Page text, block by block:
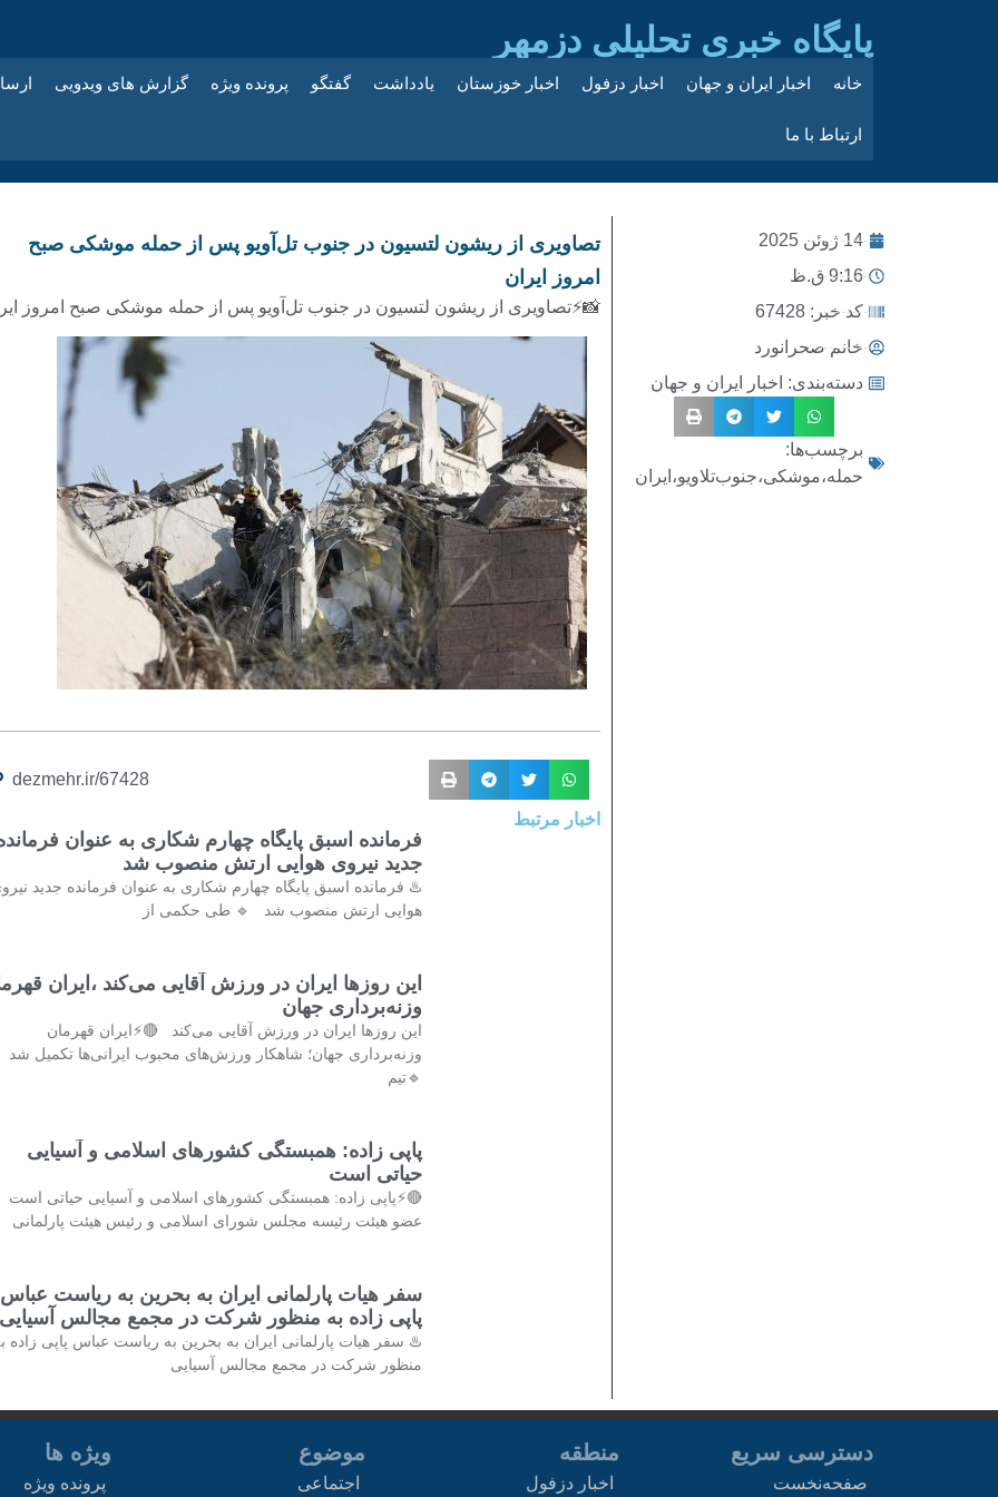
پایگاه خبری تحلیلی دزمهر
خانه اخبار ایران و جهان اخبار دزفول اخبار خوزستان یادداشت گفتگو پرونده ویژه گزارش های ویدویی
ارتباط با ما
14 ژوئن 2025
9:16 ق.ظ
کد خبر: 67428
خانم صحرانورد
دسته‌بندی: اخبار ایران و جهان
برچسب‌ها:
حمله،موشکی،جنوب‌تلاویو،ایران
تصاویری از ریشون لتسیون در جنوب تل‌آویو پس از حمله موشکی صبح
امروز ایران
📸⚡تصاویری از ریشون لتسیون در جنوب تل‌آویو پس از حمله موشکی صبح امروز
dezmehr.ir/67428
اخبار مرتبط
فرمانده اسبق پایگاه چهارم شکاری به عنوان
جدید نیروی هوایی ارتش منصوب شد
♨️ فرمانده اسبق پایگاه چهارم شکاری به عنوان فرمانده جدید
هوایی ارتش منصوب شد 🔹 طی حکمی از
این روزها ایران در ورزش آقایی می‌کند ،ایران
وزنه‌برداری جهان
این روزها ایران در ورزش آقایی می‌کند 🔴⚡ایران قهرمان
وزنه‌برداری جهان؛ شاهکار ورزش‌های محبوب ایرانی‌ها تکمیل شد
🔹تیم
پاپی زاده: همبستگی کشورهای اسلامی و آسیایی
حیاتی است
🔴⚡پاپی زاده: همبستگی کشورهای اسلامی و آسیایی حیاتی
عضو هیئت رئیسه مجلس شورای اسلامی و رئیس هیئت پارلمانی
سفر هیات پارلمانی ایران به بحرین به ریاست عباس
پاپی زاده به منظور شرکت در مجمع مجالس
♨️ سفر هیات پارلمانی ایران به بحرین به ریاست عباس پاپی زاده
منظور شرکت در مجمع مجالس آسیایی
دسترسی سریع
صفحه‌نخست
منطقه
اخبار دزفول
موضوع
اجتماعی
ویژه ها
پرونده ویژه